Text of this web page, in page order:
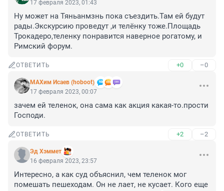
17 февраля 2023, 01:43
Ну может на Тяньанмзнь пока съездить.Там ей будут
рады.Экскурсию проведут ,и телёнку тоже.Площадь
Трокадеро,теленку понравится наверное рогатому, и
Римский форум.
ОТВЕТИТЬ +0 –0
МАХим Исаев (hoboot)
17 февраля 2023, 00:07
зачем ей теленок, она сама как акция какая-то.прости
Господи.
ОТВЕТИТЬ +2 –2
Эд Хэммет
16 февраля 2023, 23:57
Интересно, а как суд объяснил, чем теленок мог
помешать пешеходам. Он не лает, не кусает. Кого еще